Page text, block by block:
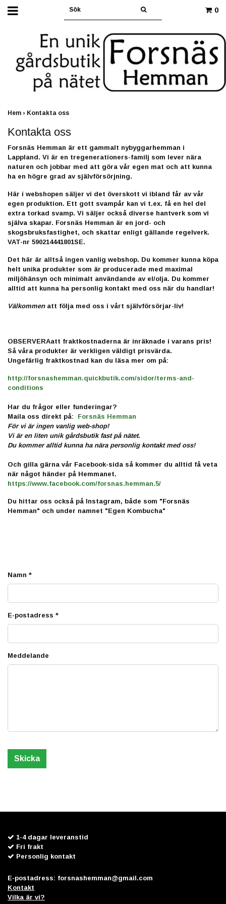
0
Hem › Kontakta oss
Kontakta oss
Forsnäs Hemman är ett gammalt nybyggarhemman i
Lappland. Vi är en tregenerationers-familj som lever nära
naturen och jobbar med att göra vår egen mat och att kunna
ha en högre grad av självförsörjning.
Här i webshopen säljer vi det överskott vi ibland får av vår
egen produktion. Ett gott svampår kan vi t.ex. få en hel del
extra torkad svamp. Vi säljer också diverse hantverk som vi
själva skapar. Forsnäs Hemman är en jord- och
skogsbruksfastighet, och skattar enligt gällande regelverk.
VAT-nr 590214441801SE.
Det här är alltså ingen vanlig webshop. Du kommer kunna köpa
helt unika produkter som är producerade med maximal
miljöhänsyn och minimalt användande av el/olja. Du kommer
alltid att kunna ha personlig kontakt med oss när du handlar!
Välkommen att följa med oss i vårt självförsörjar-liv!
OBSERVERAatt fraktkostnaderna är inräknade i varans pris!
Så våra produkter är verkligen väldigt prisvärda.
Ungefärlig fraktkostnad kan du läsa mer om på:
http://forsnashemman.quickbutik.com/sidor/terms-and-
conditions
Har du frågor eller funderingar?
Maila oss direkt på:
Forsnäs Hemman
För vi är ingen vanlig web-shop!
Vi är en liten unik gårdsbutik fast på nätet.
Du kommer alltid kunna ha nära personlig kontakt med oss!
Och gilla gärna vår Facebook-sida så kommer du alltid få veta
när något händer på Hemmanet.
https://www.facebook.com/forsnas.hemman.5/
Du hittar oss också på Instagram, både som "Forsnäs
Hemman" och under namnet "Egen Kombucha"
Namn *
E-postadress *
Meddelande
1-4 dagar leveranstid
Fri frakt
Personlig kontakt
E-postadress: forsnashemman@gmail.com
Kontakt
Vilka är vi?